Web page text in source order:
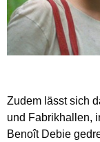
Zudem lässt sich
und Fabrikhallen,
Benoît Debie